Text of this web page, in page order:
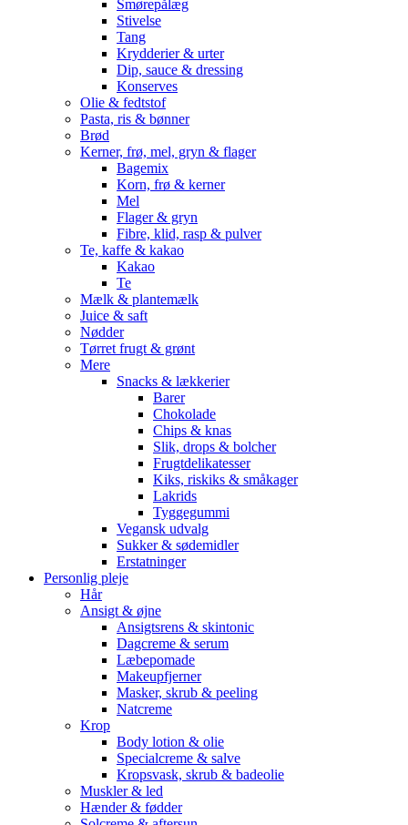
Smørepålæg
Stivelse
Tang
Krydderier & urter
Dip, sauce & dressing
Konserves
Olie & fedtstof
Pasta, ris & bønner
Brød
Kerner, frø, mel, gryn & flager
Bagemix
Korn, frø & kerner
Mel
Flager & gryn
Fibre, klid, rasp & pulver
Te, kaffe & kakao
Kakao
Te
Mælk & plantemælk
Juice & saft
Nødder
Tørret frugt & grønt
Mere
Snacks & lækkerier
Barer
Chokolade
Chips & knas
Slik, drops & bolcher
Frugtdelikatesser
Kiks, riskiks & småkager
Lakrids
Tyggegummi
Vegansk udvalg
Sukker & sødemidler
Erstatninger
Personlig pleje
Hår
Ansigt & øjne
Ansigtsrens & skintonic
Dagcreme & serum
Læbepomade
Makeupfjerner
Masker, skrub & peeling
Natcreme
Krop
Body lotion & olie
Specialcreme & salve
Kropsvask, skrub & badeolie
Muskler & led
Hænder & fødder